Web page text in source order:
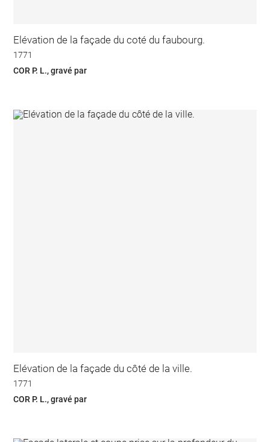
Elévation de la façade du coté du faubourg.
1771
COR P. L., gravé par
Elévation de la façade du côté de la ville.
1771
COR P. L., gravé par